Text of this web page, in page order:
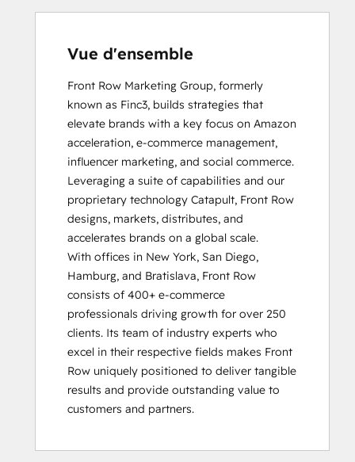
Inbound Marketing
Sales Enablement
Vue d'ensemble
Front Row Marketing Group, formerly
known as Finc3, builds strategies that
elevate brands with a key focus on Amazon
acceleration, e-commerce management,
influencer marketing, and social commerce.
Leveraging a suite of capabilities and our
proprietary technology Catapult, Front Row
designs, markets, distributes, and
accelerates brands on a global scale.
With offices in New York, San Diego,
Hamburg, and Bratislava, Front Row
consists of 400+ e-commerce
professionals driving growth for over 250
clients. Its team of industry experts who
excel in their respective fields makes Front
Row uniquely positioned to deliver tangible
results and provide outstanding value to
customers and partners.